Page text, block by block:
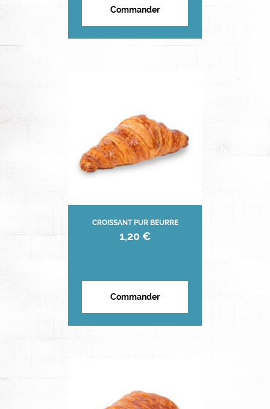
Commander
CROISSANT PUR BEURRE
1,20 €
Commander